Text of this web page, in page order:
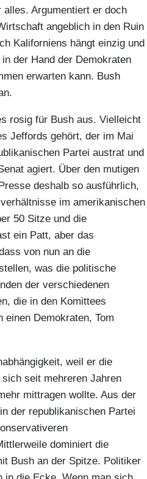
Argumentiert er doch
angeblich in den Ruin
Kaliforniens hängt einzig und
der Hand der Demokraten
erwarten kann. Bush
rosig für Bush aus. Vielleicht
Jeffords gehört, der im Mai
Partei austrat und
agiert. Über den mutigen
deshalb so ausführlich,
im amerikanischen
50 Sitze und die
ein Patt, aber das
von nun an die
was die politische
der verschiedenen
die in den Komittees
einen Demokraten, Tom
weil er die
seit mehreren Jahren
mittragen wollte. Aus der
der republikanischen Partei
dominiert die
Bush an der Spitze. Politiker